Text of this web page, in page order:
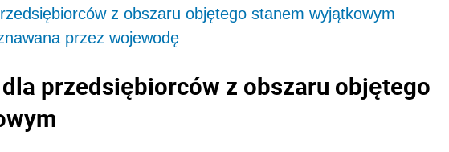
z obszaru objętego stanem wyjątkowym
przez wojewodę
przedsiębiorców z obszaru objętego